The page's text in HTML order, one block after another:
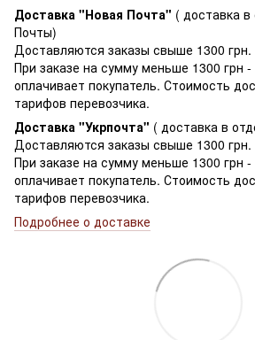
Доставка "Новая Почта" ( доставка
Почты)
Доставляются заказы свыше 1300 грн.
При заказе на сумму меньше 1300 грн -
оплачивает покупатель. Стоимость
тарифов перевозчика.
Доставка "Укрпочта" ( доставка в
Доставляются заказы свыше 1300 грн.
При заказе на сумму меньше 1300 грн -
оплачивает покупатель. Стоимость
тарифов перевозчика.
Подробнее о доставке